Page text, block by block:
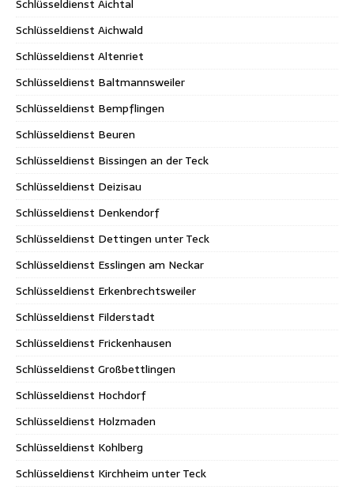
Schlüsseldienst Aichtal
Schlüsseldienst Aichwald
Schlüsseldienst Altenriet
Schlüsseldienst Baltmannsweiler
Schlüsseldienst Bempflingen
Schlüsseldienst Beuren
Schlüsseldienst Bissingen an der Teck
Schlüsseldienst Deizisau
Schlüsseldienst Denkendorf
Schlüsseldienst Dettingen unter Teck
Schlüsseldienst Esslingen am Neckar
Schlüsseldienst Erkenbrechtsweiler
Schlüsseldienst Filderstadt
Schlüsseldienst Frickenhausen
Schlüsseldienst Großbettlingen
Schlüsseldienst Hochdorf
Schlüsseldienst Holzmaden
Schlüsseldienst Kohlberg
Schlüsseldienst Kirchheim unter Teck